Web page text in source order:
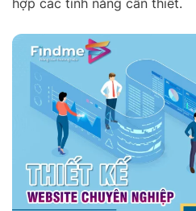
hợp các tính năng cần thiết.